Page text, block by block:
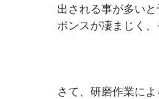
出される事が多い
ポンスが凄まじく
さて、研磨作業によ